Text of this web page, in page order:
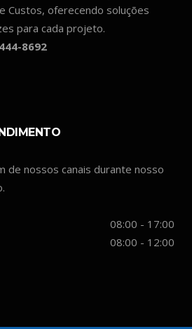
Custos, oferecendo soluções
para cada projeto.
8692
de nossos canais durante nosso
08:00 - 17:00
08:00 - 12:00